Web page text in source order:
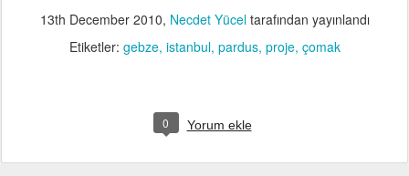
13th December 2010, Necdet Yüceltarafından yayınlandı
Etiketler: gebze istanbul pardus proje çomak
0 Yorum ekle